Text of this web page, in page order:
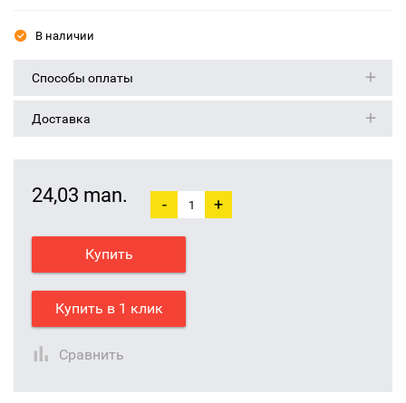
В наличии
Способы оплаты
Доставка
24,03 man. - +
Купить
Купить в 1 клик
Сравнить